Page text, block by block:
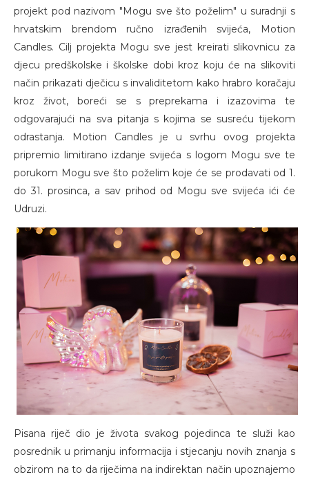
projekt pod nazivom "Mogu sve što poželim" u suradnji s
hrvatskim brendom ručno izrađenih svijeća, Motion
Candles. Cilj projekta Mogu sve jest kreirati slikovnicu za
djecu predškolske i školske dobi kroz koju će na slikoviti
način prikazati dječicu s invaliditetom kako hrabro koračaju
kroz život, boreći se s preprekama i izazovima te
odgovarajući na sva pitanja s kojima se susreću tijekom
odrastanja. Motion Candles je u svrhu ovog projekta
pripremio limitirano izdanje svijeća s logom Mogu sve te
porukom Mogu sve što poželim koje će se prodavati od 1.
do 31. prosinca, a sav prihod od Mogu sve svijeća ići će
Udruzi.
Pisana riječ dio je života svakog pojedinca te služi kao
posrednik u primanju informacija i stjecanju novih znanja s
obzirom na to da riječima na indirektan način upoznajemo